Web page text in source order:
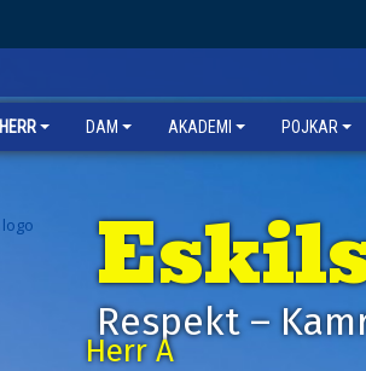
HERR DAM AKADEMI POJKAR
Respekt –
Herr A